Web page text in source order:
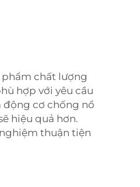
chất lượng
hợp với yêu cầu
động cơ chống nổ
hiệu quả hơn.
thuận tiện